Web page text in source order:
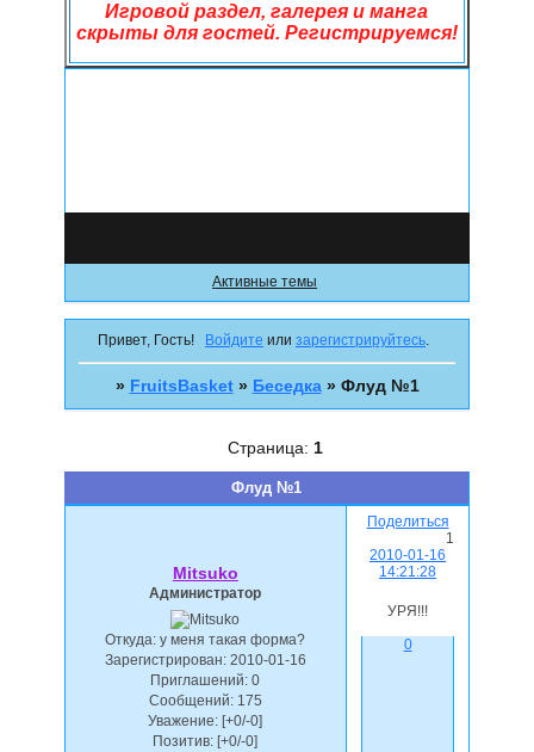
Игровой раздел, галерея и манга
скрыты для гостей. Регистрируемся!
Активные темы
Привет, Гость! Войдите или зарегистрируйтесь.
» FruitsBasket » Беседка » Флуд №1
Флуд №1
Страница: 1
Поделиться
1
2010-01-16
14:21:28
Mitsuko
Администратор
Откуда: у меня такая форма?
Зарегистрирован: 2010-01-16
Приглашений: 0
Сообщений:175
Уважение: [+0/-0]
Позитив: [+0/-0]
УРЯ!!!
0